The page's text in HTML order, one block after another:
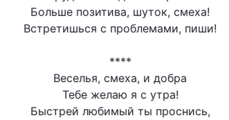
Больше позитива, шуток, смеха!
Встретишься с проблемами, пиши!
****
Веселья, смеха, и добра
Тебе желаю я с утра!
Быстрей любимый ты проснись,